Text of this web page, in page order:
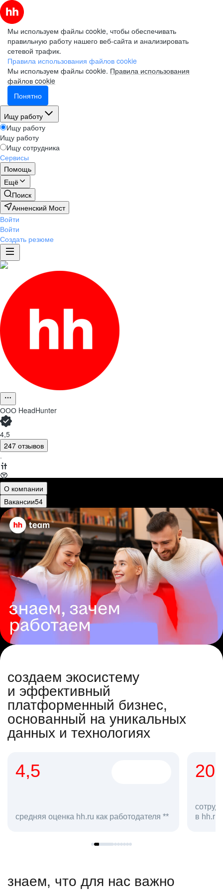
Мы используем файлы cookie, чтобы обеспечивать
правильную работу нашего веб-сайта и анализировать
сетевой трафик.
Правила использования файлов cookie
Мы используем файлы cookie. Правила использования
файлов cookie
Понятно
Ищу работу
Ищу работу
Ищу работу
Ищу сотрудника
Сервисы
Помощь
Ещё
Поиск
Анненский Мост
Войти
Войти
Создать резюме
ООО HeadHunter
4,5
247 отзывов
·
О компании
Вакансии54
создаем экосистему
и эффективный
платформенный бизнес,
основанный на уникальных
данных и технологиях
4,5
средняя оценка hh.ru как работодателя **
в hh.ru
знаем, что для нас важно